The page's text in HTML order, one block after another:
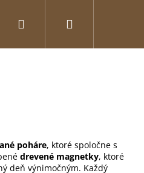
Pre zamilovaných
Prihlásenie
poháre, ktoré spoločne s
drevené magnetky, ktoré
deň výnimočným. Každý